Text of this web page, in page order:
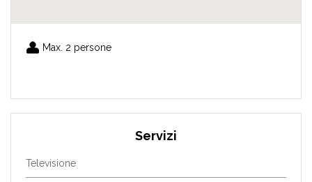
Max. 2 persone
Servizi
Televisione